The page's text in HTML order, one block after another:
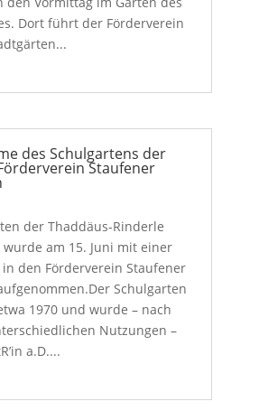
Dort führt der Förderverein
des Schulgartens der
Staufener
der Thaddäus-Rinderle
am 15. Juni mit einer
den Förderverein Staufener
Schulgarten
1970 und wurde – nach
Nutzungen –
a.D....